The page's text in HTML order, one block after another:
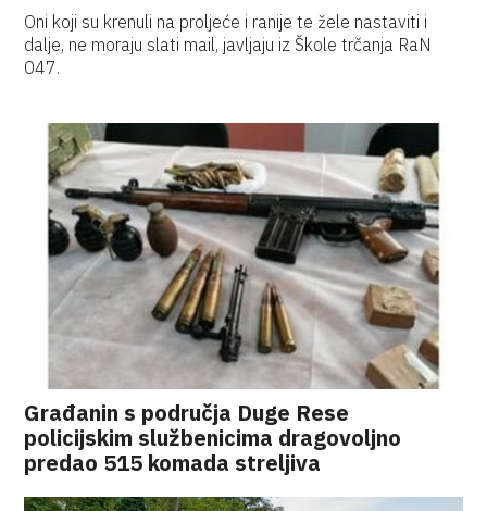
Oni koji su krenuli na proljeće i ranije te žele nastaviti i
dalje, ne moraju slati mail, javljaju iz Škole trčanja RaN
047.
Građanin s područja Duge Rese
policijskim službenicima dragovoljno
predao 515 komada streljiva